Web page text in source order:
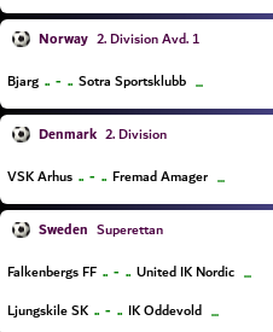
Norway 2. Division Avd. 1
Bjarg .. - .. Sotra Sportsklubb ...
Denmark 2. Division
VSK Arhus .. - .. Fremad Amager ...
Sweden Superettan
Falkenbergs FF .. - .. United IK Nordic ...
Ljungskile SK .. - .. IK Oddevold ...